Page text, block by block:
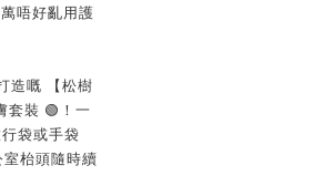
唔好亂用護
造嘅 【松樹
裝 🟢！一
袋或手袋
枱頭隨時續